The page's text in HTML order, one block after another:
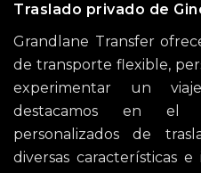
Traslado privado de
Grandlane Transfer
de transporte flexible,
experimentar un
destacamos en el
personalizados de
diversas características e